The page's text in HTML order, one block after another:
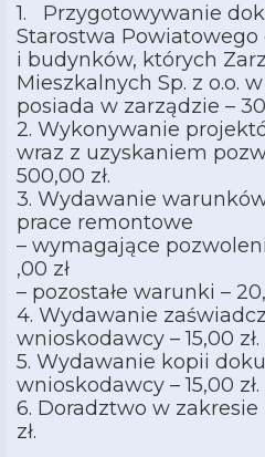
1. Przygotowywanie
Starostwa
i budynków, których
Mieszkalnych Sp. z o.o.
posiada w zarządzie –
2. Wykonywanie
wraz z uzyskaniem
500,00 zł.
3. Wydawanie
prace remontowe
– wymagające
,00 zł
– pozostałe warunki –
4. Wydawanie
wnioskodawcy – 15,00 zł.
5. Wydawanie kopii
wnioskodawcy – 15,00 zł.
6. Doradztwo w
zł.